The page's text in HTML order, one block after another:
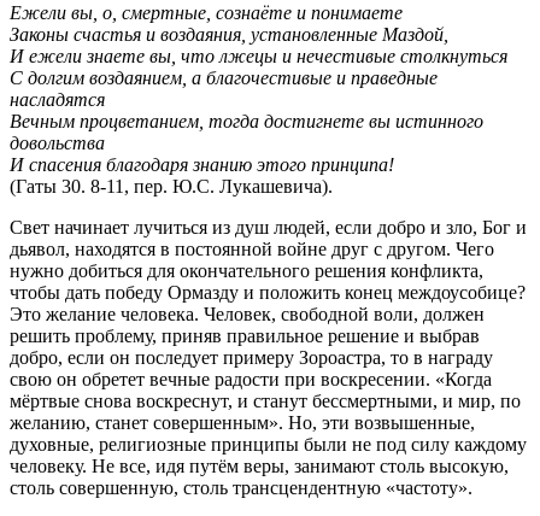
Ежели вы, о, смертные, сознаёте и понимаете
Законы счастья и воздаяния, установленные Маздой,
И ежели знаете вы, что лжецы и нечестивые столкнуться
С долгим воздаянием, а благочестивые и праведные
насладятся
Вечным процветанием, тогда достигнете вы истинного
довольства
И спасения благодаря знанию этого принципа!
(Гаты 30. 8-11, пер. Ю.С. Лукашевича).
Свет начинает лучиться из душ людей, если добро и зло, Бог и
дьявол, находятся в постоянной войне друг с другом. Чего
нужно добиться для окончательного решения конфликта,
чтобы дать победу Ормазду и положить конец междоусобице?
Это желание человека. Человек, свободной воли, должен
решить проблему, приняв правильное решение и выбрав
добро, если он последует примеру Зороастра, то в награду
свою он обретет вечные радости при воскресении. «Когда
мёртвые снова воскреснут, и станут бессмертными, и мир, по
желанию, станет совершенным». Но, эти возвышенные,
духовные, религиозные принципы были не под силу каждому
человеку. Не все, идя путём веры, занимают столь высокую,
столь совершенную, столь трансцендентную «частоту».